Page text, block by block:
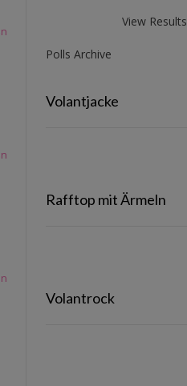
View Results
Polls Archive
Volantjacke
Rafftop mit Ärmeln
Volantrock